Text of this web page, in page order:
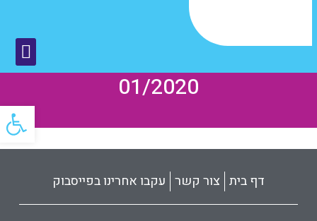
01/2020
דף בית צור קשר עקבו אחרינו בפייסבוק